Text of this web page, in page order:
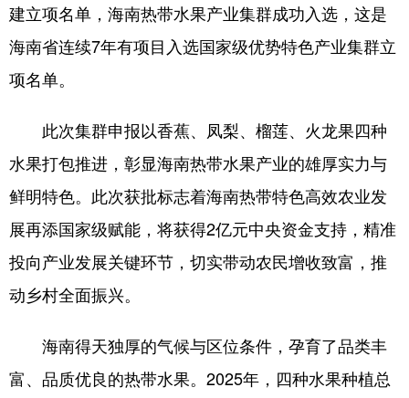
建立项名单，海南热带水果产业集群成功入选，这是
海南省连续7年有项目入选国家级优势特色产业集群立
项名单。
此次集群申报以香蕉、凤梨、榴莲、火龙果四种
水果打包推进，彰显海南热带水果产业的雄厚实力与
鲜明特色。此次获批标志着海南热带特色高效农业发
展再添国家级赋能，将获得2亿元中央资金支持，精准
投向产业发展关键环节，切实带动农民增收致富，推
动乡村全面振兴。
海南得天独厚的气候与区位条件，孕育了品类丰
富、品质优良的热带水果。2025年，四种水果种植总